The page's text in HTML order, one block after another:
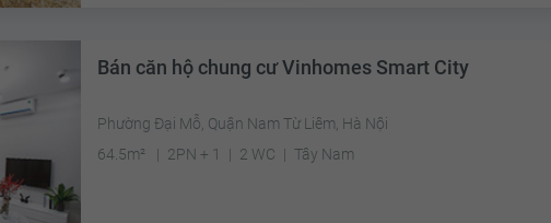
Bán căn hộ chung cư Vinhomes Smart City
Phường Đại Mỗ, Quận Nam Từ Liêm, Hà Nội
64.5m²
2PN + 1 2 WC Tây Nam